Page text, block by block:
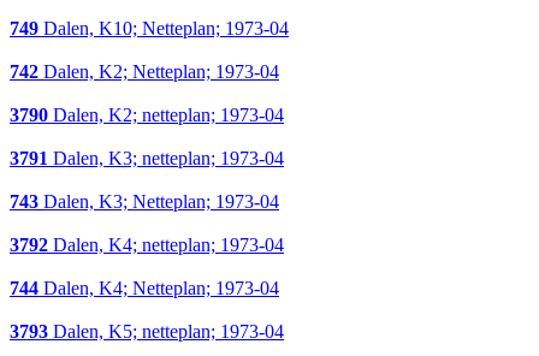
749 Dalen, K10; Netteplan; 1973-04
742 Dalen, K2; Netteplan; 1973-04
3790 Dalen, K2; netteplan; 1973-04
3791 Dalen, K3; netteplan; 1973-04
743 Dalen, K3; Netteplan; 1973-04
3792 Dalen, K4; netteplan; 1973-04
744 Dalen, K4; Netteplan; 1973-04
3793 Dalen, K5; netteplan; 1973-04